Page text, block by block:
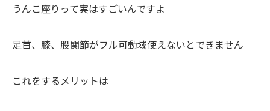
うんこ座りって実はすごいんですよ
足首、膝、股関節がフル可動域使えないとできません
これをするメリットは